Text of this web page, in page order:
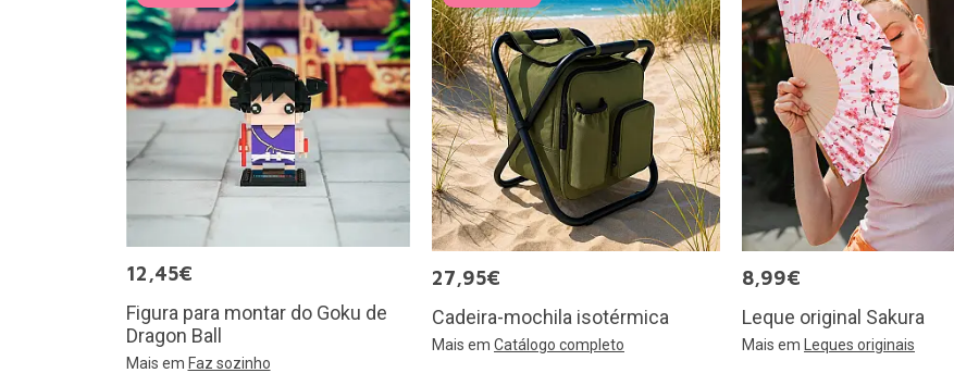
12,45€
Figura para montar do Goku de
Dragon Ball
Mais em Faz sozinho
27,95€
Cadeira-mochila isotérmica
Mais em Catálogo completo
8,99€
Leque original Sakura
Mais em Leques originais